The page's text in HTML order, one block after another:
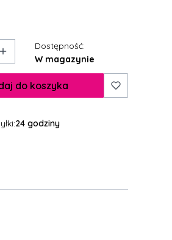
Dostępność:
W magazynie
do koszyka
24 godziny